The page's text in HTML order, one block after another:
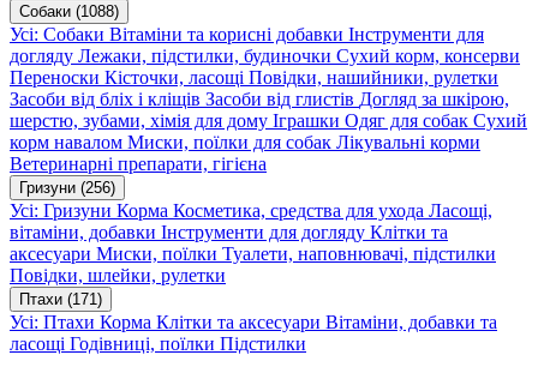
Собаки (1088)
Усі: Собаки Вітаміни та корисні добавки Інструменти для
догляду Лежаки, підстилки, будиночки Сухий корм, консерви
Переноски Кісточки, ласощі Повідки, нашийники, рулетки
Засоби від бліх і кліщів Засоби від глистів Догляд за шкірою,
шерстю, зубами, хімія для дому Іграшки Одяг для собак Сухий
корм навалом Миски, поїлки для собак Лікувальні корми
Ветеринарні препарати, гігієна
Гризуни (256)
Усі: Гризуни Корма Косметика, средства для ухода Ласощі,
вітаміни, добавки Інструменти для догляду Клітки та
аксесуари Миски, поїлки Туалети, наповнювачі, підстилки
Повідки, шлейки, рулетки
Птахи (171)
Усі: Птахи Корма Клітки та аксесуари Вітаміни, добавки та
ласощі Годівниці, поїлки Підстилки